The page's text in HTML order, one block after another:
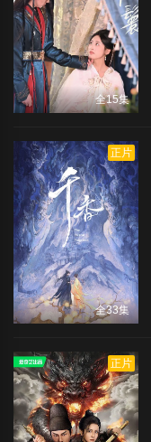
全15集
正片
全33集
正片